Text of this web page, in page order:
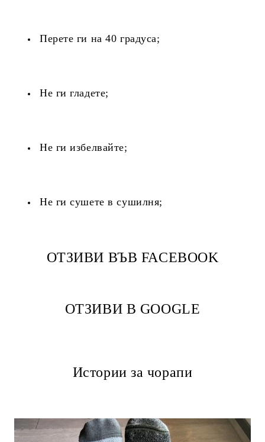
Перете ги на 40 градуса;
Не ги гладете;
Не ги избелвайте;
Не ги сушете в сушилня;
ОТЗИВИ ВЪВ FACEBOOK
ОТЗИВИ В GOOGLE
Истории за чорапи